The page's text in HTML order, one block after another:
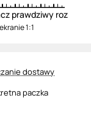
prawdziwy rozmiar
1:1
dostawy
paczka